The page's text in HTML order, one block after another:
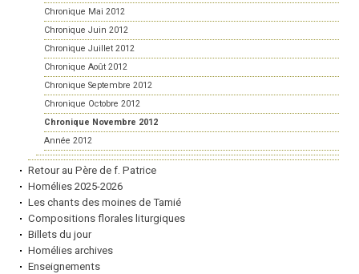
Chronique Mai 2012
Chronique Juin 2012
Chronique Juillet 2012
Chronique Août 2012
Chronique Septembre 2012
Chronique Octobre 2012
Chronique Novembre 2012
Année 2012
Retour au Père de f. Patrice
Homélies 2025-2026
Les chants des moines de Tamié
Compositions florales liturgiques
Billets du jour
Homélies archives
Enseignements